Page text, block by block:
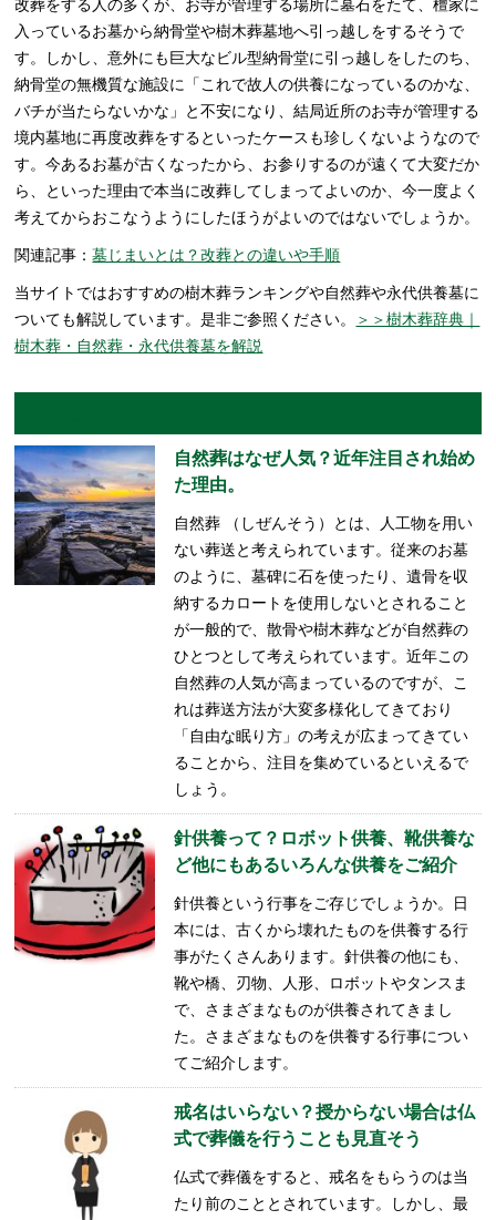
改葬をする人の多くが、お寺が管理する場所に墓石をたて、檀家に
入っているお墓から納骨堂や樹木葬墓地へ引っ越しをするそうで
す。しかし、意外にも巨大なビル型納骨堂に引っ越しをしたのち、
納骨堂の無機質な施設に「これで故人の供養になっているのかな、
バチが当たらないかな」と不安になり、結局近所のお寺が管理する
境内墓地に再度改葬をするといったケースも珍しくないようなので
す。今あるお墓が古くなったから、お参りするのが遠くて大変だか
ら、といった理由で本当に改葬してしまってよいのか、今一度よく
考えてからおこなうようにしたほうがよいのではないでしょうか。
関連記事：墓じまいとは？改葬との違いや手順
当サイトではおすすめの樹木葬ランキングや自然葬や永代供養墓に
ついても解説しています。是非ご参照ください。
＞＞樹木葬辞典｜
樹木葬・自然葬・永代供養墓を解説
自然葬はなぜ人気？近年注目され始め
た理由。
自然葬 （しぜんそう）とは、人工物を用い
ない葬送と考えられています。従来のお墓
のように、墓碑に石を使ったり、遺骨を収
納するカロートを使用しないとされること
が一般的で、散骨や樹木葬などが自然葬の
ひとつとして考えられています。近年この
自然葬の人気が高まっているのですが、こ
れは葬送方法が大変多様化してきており
「自由な眠り方」の考えが広まってきてい
ることから、注目を集めているといえるで
しょう。
針供養って？ロボット供養、靴供養な
ど他にもあるいろんな供養をご紹介
針供養という行事をご存じでしょうか。日
本には、古くから壊れたものを供養する行
事がたくさんあります。針供養の他にも、
靴や橋、刃物、人形、ロボットやタンスま
で、さまざまなものが供養されてきまし
た。さまざまなものを供養する行事につい
てご紹介します。
戒名はいらない？授からない場合は仏
式で葬儀を行うことも見直そう
仏式で葬儀をすると、戒名をもらうのは当
たり前のこととされています。しかし、最